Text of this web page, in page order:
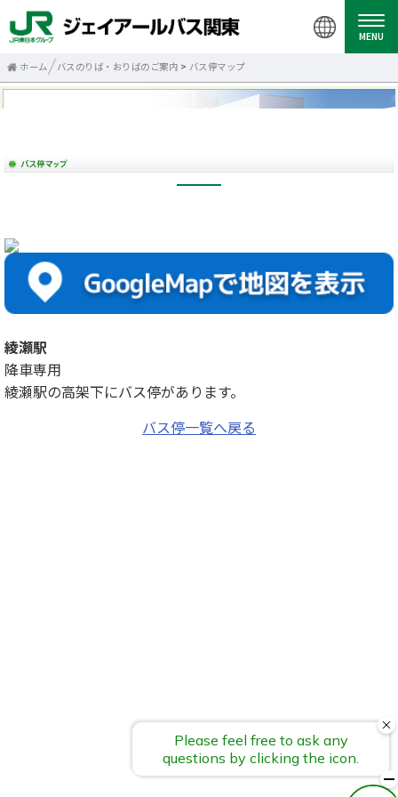
MENU
ホーム バスのりば・おりばのご案内 > バス停マップ
綾瀬駅
降車専用
綾瀬駅の高架下にバス停があります。
バス停一覧へ戻る